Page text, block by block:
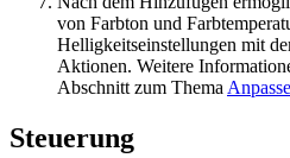
von Farbton und
Helligkeitseinstellungen mit
Aktionen. Weitere
Abschnitt zum Thema
Steuerung